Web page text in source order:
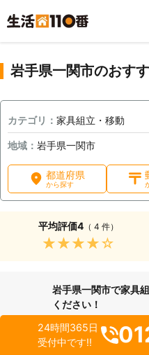
岩手県一関市のおす
カテゴリ： 家具組立・移動
地域： 岩手県一関市
都道府県
から探す
平均評価4（ 4 件）
★★★★★
岩手県一関市で家具
ください！
24時間365日
受付中です!!